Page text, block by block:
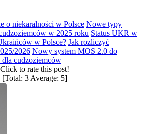
o niekaralności w Polsce Nowe typy
w 2025 roku Status UKR w
w Polsce? Jak rozliczyć
2026 Nowy system MOS 2.0 do
cudzoziemców
Click to rate this post!
[Total: 3 Average: 5]